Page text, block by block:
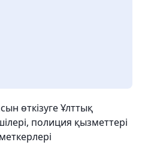
өткізуге Ұлттық
полиция қызметтері